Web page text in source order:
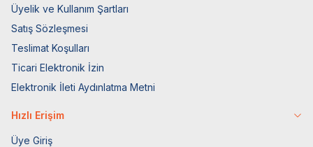
Üyelik ve Kullanım Şartları
Satış Sözleşmesi
Teslimat Koşulları
Ticari Elektronik İzin
Elektronik İleti Aydınlatma Metni
Hızlı Erişim
Üye Giriş